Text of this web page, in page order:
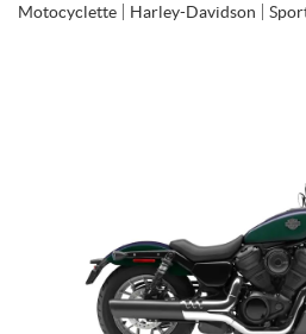
Motocyclette Harley-Davidson